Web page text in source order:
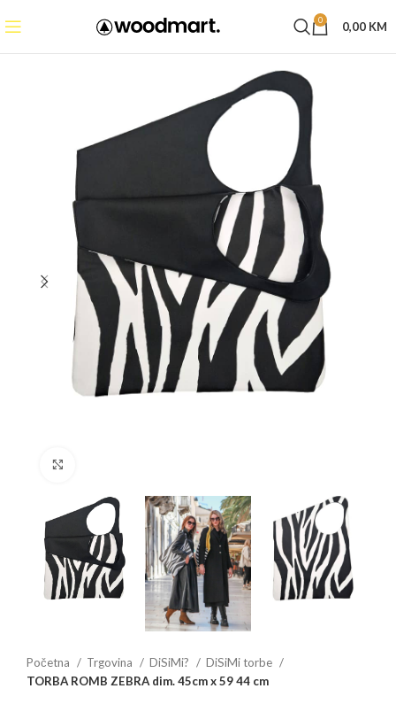
0 0,00 KM
Početna Trgovina DiSiMi?
DiSiMi torbe
TORBA ROMB ZEBRA dim. 45cm x 59 44 cm